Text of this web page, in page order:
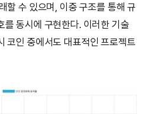
할 수 있으며, 이중 구조를 통해 규
를 동시에 구현한다. 이러한 기술
코인 중에서도 대표적인 프로젝트